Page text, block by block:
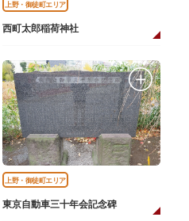
上野・御徒町エリア
西町太郎稲荷神社
上野・御徒町エリア
東京自動車三十年会記念碑